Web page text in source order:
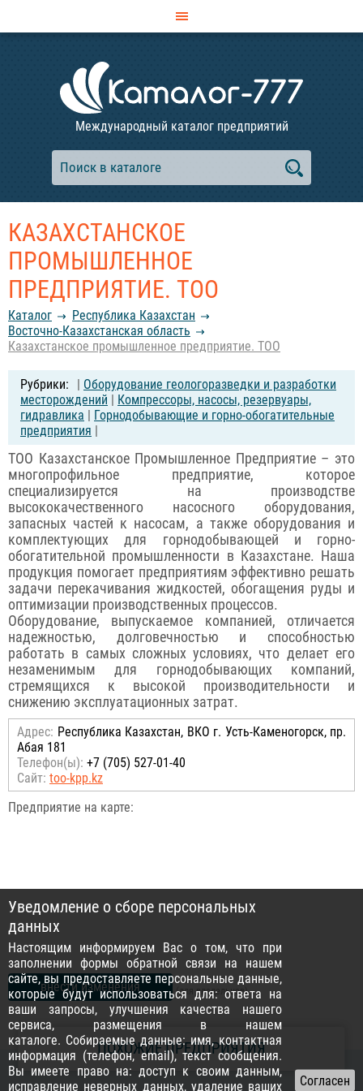
Международный каталог предприятий
КАЗАХСТАНСКОЕ
ПРОМЫШЛЕННОЕ
ПРЕДПРИЯТИЕ. ТОО
Каталог
Республика Казахстан
Восточно-Казахстанская область
Казахстанское промышленное предприятие. ТОО
| Оборудование геологоразведки и разработки
месторождений | Компрессоры, насосы, резервуары,
гидравлика | Горнодобывающие и горно-обогатительные
предприятия |
ТОО Казахстанское Промышленное Предприятие – это
многопрофильное предприятие, которое
специализируется на производстве
высококачественного насосного оборудования,
запасных частей к насосам, а также оборудования и
комплектующих для горнодобывающей и горно-
обогатительной промышленности в Казахстане. Наша
продукция помогает предприятиям эффективно решать
задачи перекачивания жидкостей, обогащения руды и
оптимизации производственных процессов.
Оборудование, выпускаемое компанией, отличается
надежностью, долговечностью и способностью
работать в самых сложных условиях, что делает его
незаменимым для горнодобывающих компаний,
стремящихся к высокой производительности и
снижению эксплуатационных затрат.
Адрес: Республика Казахстан, ВКО г. Усть-Каменогорск, пр.
Абая 181
Телефон(ы): +7 (705) 527-01-40
Сайт: too-kpp.kz
Предприятие на карте:
внести изменения (для владельцев)
ПОХОЖИЕ ПРЕДПРИЯТИЯ
Уведомление о сборе персональных
данных
Настоящим информируем Вас о том, что при
заполнении формы обратной связи на нашем
сайте, вы предоставляете персональные данные,
которые будут использоваться для: ответа на
ваши запросы, улучшения качества нашего
сервиса, размещения в нашем
каталоге. Собираемые данные: имя, контактная
информация (телефон, email), текст сообщения.
Вы имеете право на: доступ к своим данным,
исправление неверных данных, удаление ваших